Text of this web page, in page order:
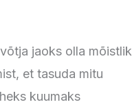
jaoks olla mõistlik
et tasuda mitu
kuumaks